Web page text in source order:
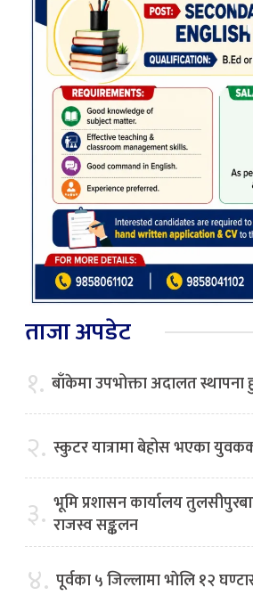
ताजा अपडेट
१. बाँकेमा उपभोक्ता अदालत स्थापना
२. स्कुटर यात्रामा बेहोस भएका
३. भूमि प्रशासन कार्यालय
राजस्व सङ्कलन
४. पूर्वका ५ जिल्लामा भाेलि १२